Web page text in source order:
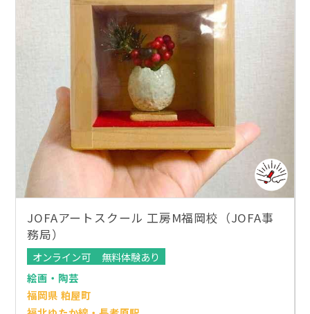
JOFAアートスクール 工房M福岡校（JOFA事
務局）
オンライン可
無料体験あり
絵画・陶芸
福岡県 粕屋町